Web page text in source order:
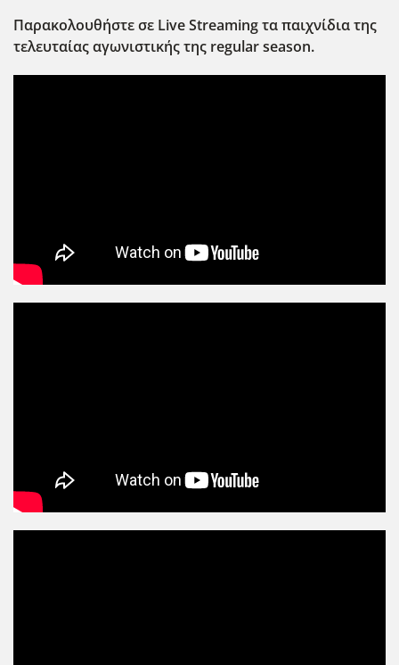
Παρακολουθήστε σε Live Streaming τα παιχνίδια της
τελευταίας αγωνιστικής της regular season.